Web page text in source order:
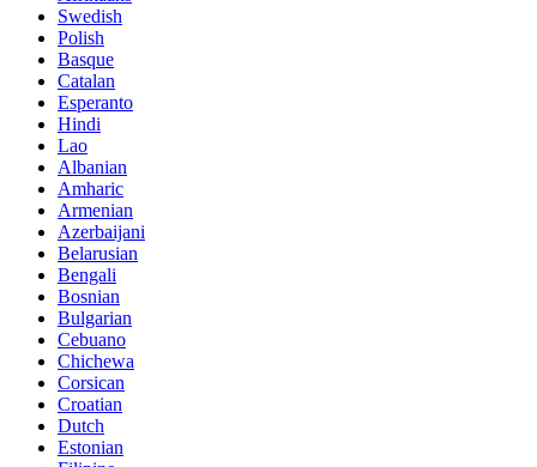
Swedish
Polish
Basque
Catalan
Esperanto
Hindi
Lao
Albanian
Amharic
Armenian
Azerbaijani
Belarusian
Bengali
Bosnian
Bulgarian
Cebuano
Chichewa
Corsican
Croatian
Dutch
Estonian